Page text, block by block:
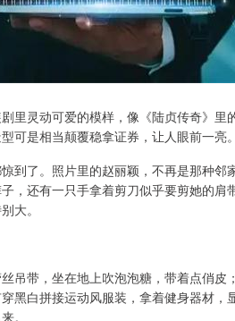
里灵动可爱的模样，像《陆贞传奇》里
可是相当颠覆稳拿证券，让人眼前一亮。
到了。照片里的赵丽颖，不再是那种
，还有一只手拿着剪刀似乎要剪她的肩
大。
吊带，坐在地上吹泡泡糖，带着点俏
黑白拼接运动风服装，拿着健身器材，
。
0.57% 深证成指